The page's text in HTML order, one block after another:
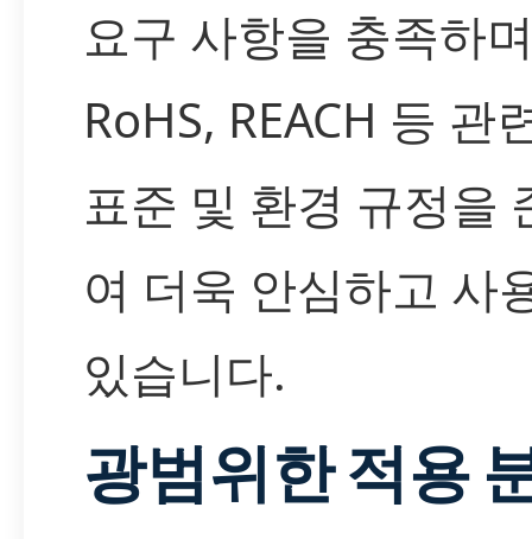
요구 사항을 충족하
RoHS, REACH 등 관
표준 및 환경 규정을
여 더욱 안심하고 사
있습니다.
광범위한 적용